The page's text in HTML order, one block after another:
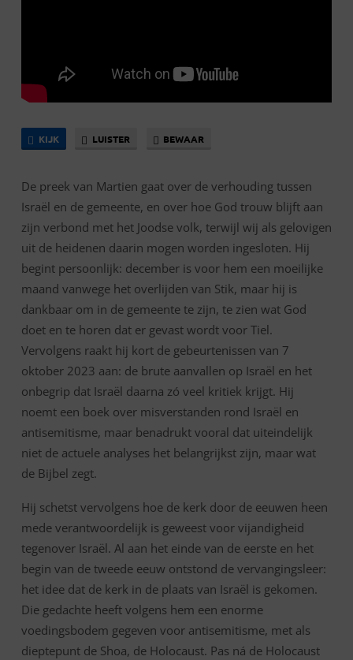
KIJK LUISTER BEWAAR
De preek van Martien gaat over de verhouding tussen
Israël en de gemeente, en over hoe God trouw blijft aan
zijn verbond met het Joodse volk, terwijl wij als gelovigen
uit de heidenen daarin mogen worden ingesloten. Hij
begint persoonlijk: december is voor hem een moeilijke
maand vanwege het overlijden van Stik, maar hij is
dankbaar om in de gemeente te zijn, te zien wat God
doet en te horen dat er gevast wordt voor Tiel.
Vervolgens raakt hij kort de gebeurtenissen van 7
oktober 2023 aan: de brute aanvallen op Israël en het
onbegrip dat Israël daarna zó veel kritiek krijgt. Hij
noemt een boek over misverstanden rond Israël en
antisemitisme, maar benadrukt vooral dat uiteindelijk
niet de actuele analyses het belangrijkst zijn, maar wat
de Bijbel zegt.
Hij schetst vervolgens hoe de kerk door de eeuwen heen
mede verantwoordelijk is geweest voor vijandigheid
tegenover Israël. Al aan het einde van de eerste en het
begin van de tweede eeuw ontstond de vervangingsleer:
het idee dat de kerk in de plaats van Israël is gekomen.
Die gedachte heeft volgens hem een enorme
voedingsbodem gegeven voor antisemitisme, met als
dieptepunt de Shoa, de Holocaust. Pas ná de Holocaust